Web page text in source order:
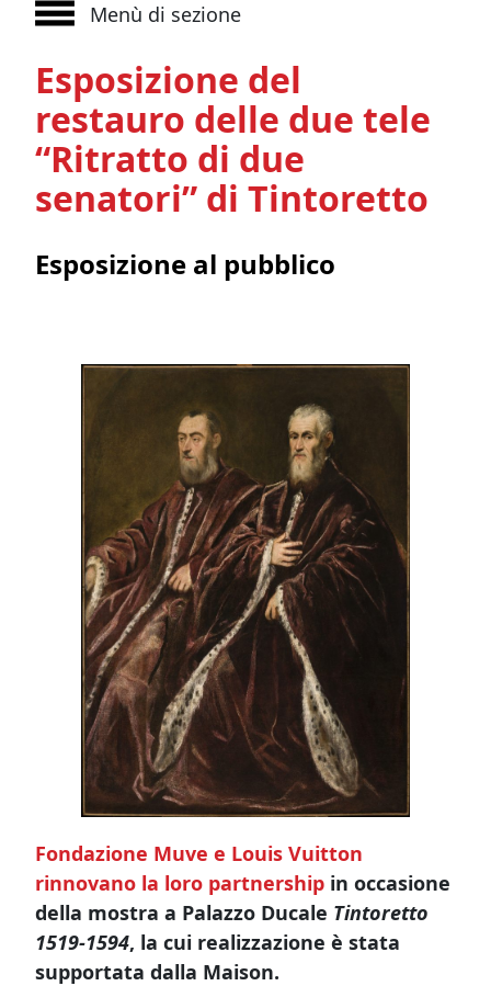
Menù di sezione
Esposizione del
restauro delle due tele
“Ritratto di due
senatori” di Tintoretto
Esposizione al pubblico
Fondazione Muve e Louis Vuitton
rinnovano la loro partnership in occasione
della mostra a Palazzo Ducale Tintoretto
1519-1594, la cui realizzazione è stata
supportata dalla Maison.